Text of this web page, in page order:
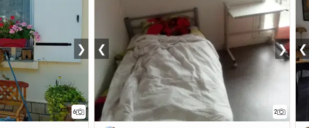
6
❯
2
❮ ❯ ❮